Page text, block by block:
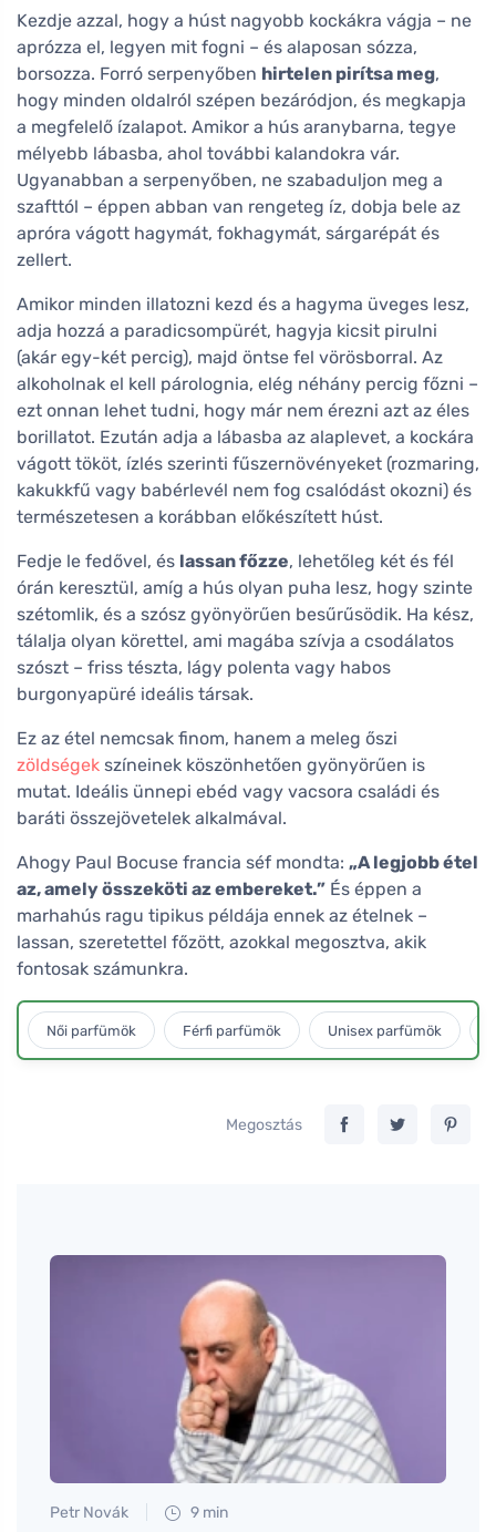
Kezdje azzal, hogy a húst nagyobb kockákra vágja – ne
aprózza el, legyen mit fogni – és alaposan sózza,
borsozza. Forró serpenyőben hirtelen pirítsa meg,
hogy minden oldalról szépen bezáródjon, és megkapja
a megfelelő ízalapot. Amikor a hús aranybarna, tegye
mélyebb lábasba, ahol további kalandokra vár.
Ugyanabban a serpenyőben, ne szabaduljon meg a
szafttól – éppen abban van rengeteg íz, dobja bele az
apróra vágott hagymát, fokhagymát, sárgarépát és
zellert.
Amikor minden illatozni kezd és a hagyma üveges lesz,
adja hozzá a paradicsompürét, hagyja kicsit pirulni
(akár egy-két percig), majd öntse fel vörösborral. Az
alkoholnak el kell párolognia, elég néhány percig főzni –
ezt onnan lehet tudni, hogy már nem érezni azt az éles
borillatot. Ezután adja a lábasba az alaplevet, a kockára
vágott tököt, ízlés szerinti fűszernövényeket (rozmaring,
kakukkfű vagy babérlevél nem fog csalódást okozni) és
természetesen a korábban előkészített húst.
Fedje le fedővel, és lassan főzze, lehetőleg két és fél
órán keresztül, amíg a hús olyan puha lesz, hogy szinte
szétomlik, és a szósz gyönyörűen besűrűsödik. Ha kész,
tálalja olyan körettel, ami magába szívja a csodálatos
szószt – friss tészta, lágy polenta vagy habos
burgonyapüré ideális társak.
Ez az étel nemcsak finom, hanem a meleg őszi
zöldségek színeinek köszönhetően gyönyörűen is
mutat. Ideális ünnepi ebéd vagy vacsora családi és
baráti összejövetelek alkalmával.
Ahogy Paul Bocuse francia séf mondta: „A legjobb étel
az, amely összeköti az embereket.” És éppen a
marhahús ragu tipikus példája ennek az ételnek –
lassan, szeretettel főzött, azokkal megosztva, akik
fontosak számunkra.
Női parfümök Férfi parfümök Unisex parfümök
Megosztás
Petr Novák 9 min